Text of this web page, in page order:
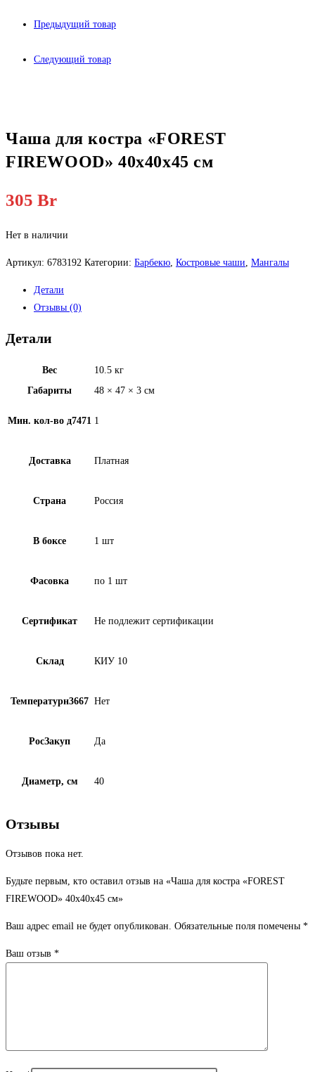
Предыдущий товар
Следующий товар
Чаша для костра «FOREST
FIREWOOD» 40х40х45 см
305 Br
Нет в наличии
Артикул: 6783192 Категории: Барбекю Костровые чаши Мангалы
Детали
Отзывы (0)
Детали
Вес
10.5 кг
Габариты
48 × 47 × 3 см
Мин. кол-во д7471 1
Доставка Платная
Страна Россия
В боксе 1 шт
Фасовка по 1 шт
Сертификат Не подлежит сертификации
Склад КИУ 10
Температурн3667 Нет
РосЗакуп Да
Диаметр, см 40
Отзывы
Отзывов пока нет.
Будьте первым, кто оставил отзыв на «Чаша для костра «FOREST
FIREWOOD» 40х40х45 см»
Ваш адрес email не будет опубликован. Обязательные поля помечены *
Ваш отзыв *